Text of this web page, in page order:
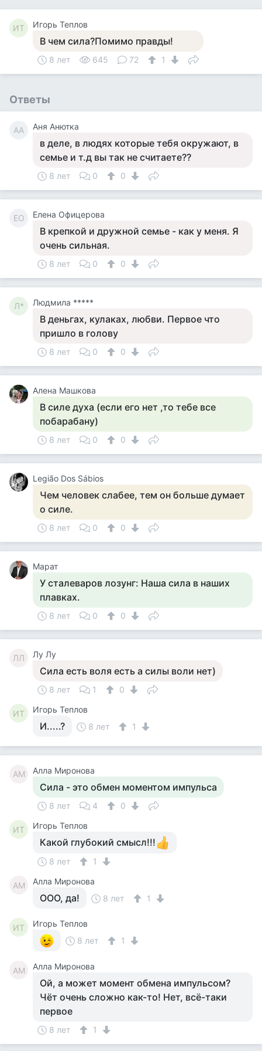
ИТ Игорь Теплов
В чем сила?Помимо правды!
8 лет 645 72 1
Ответы
АА Аня Анютка
в деле, в людях которые тебя окружают, в
семье и т.д вы так не считаете??
8 лет 0 0
ЕО Елена Офицерова
В крепкой и дружной семье - как у меня. Я
очень сильная.
8 лет 0 0
Л* Людмила *****
В деньгах, кулаках, любви. Первое что
пришло в голову
8 лет 0 0
Алена Машкова
В силе духа (если его нет ,то тебе все
побарабану)
8 лет 0 0
Legião Dos Sábios
Чем человек слабее, тем он больше думает
о силе.
8 лет 0 0
Марат
У сталеваров лозунг: Наша сила в наших
плавках.
8 лет 0 0
ЛЛ Лу Лу
Сила есть воля есть а силы воли нет)
8 лет 1 0
ИТ Игорь Теплов
И.....? 8 лет 1
АМ Алла Миронова
Сила - это обмен моментом импульса
8 лет 4 0
ИТ Игорь Теплов
Какой глубокий смысл!!!
8 лет 1
АМ Алла Миронова
ООО, да! 8 лет 1
ИТ
Игорь Теплов
8 лет
1
АМ Алла Миронова
Ой, а может момент обмена импульсом?
Чёт очень сложно как-то! Нет, всё-таки
первое
8 лет 1